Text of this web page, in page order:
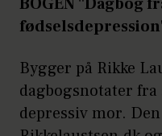
BOGEN "Dagbog
Bygger på Rikke
dagbogsnotater
depressiv mor.